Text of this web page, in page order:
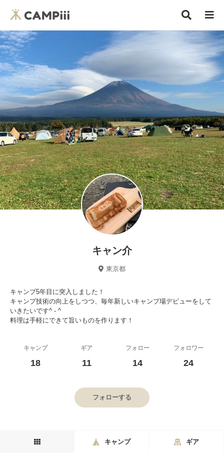
キャン介
東京都
キャンプ5年目に突入しました！
キャンプ技術の向上をしつつ、毎年新しいキャンプ場デビューをして
いきたいです^ - ^
料理は手軽にできて旨いものを作ります！
キャンプ
18
ギア
11
フォロー
14
フォロワー
24
フォローする
キャンプ ギア